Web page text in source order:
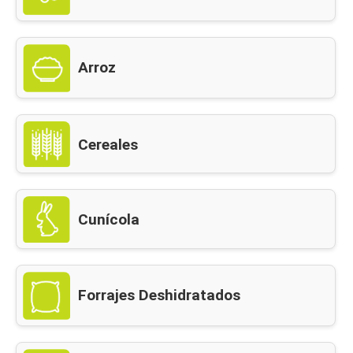
Arroz
Cereales
Cunícola
Forrajes Deshidratados